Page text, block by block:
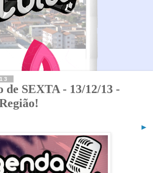
de SEXTA - 13/12/13 -
►